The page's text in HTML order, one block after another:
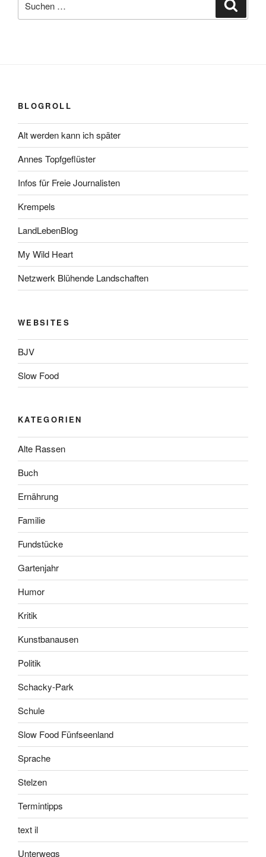
nach:
BLOGROLL
Alt werden kann ich später
Annes Topfgeflüster
Infos für Freie Journalisten
Krempels
LandLebenBlog
My Wild Heart
Netzwerk Blühende Landschaften
WEBSITES
BJV
Slow Food
KATEGORIEN
Alte Rassen
Buch
Ernährung
Familie
Fundstücke
Gartenjahr
Humor
Kritik
Kunstbanausen
Politik
Schacky-Park
Schule
Slow Food Fünfseenland
Sprache
Stelzen
Termintipps
text il
Unterwegs